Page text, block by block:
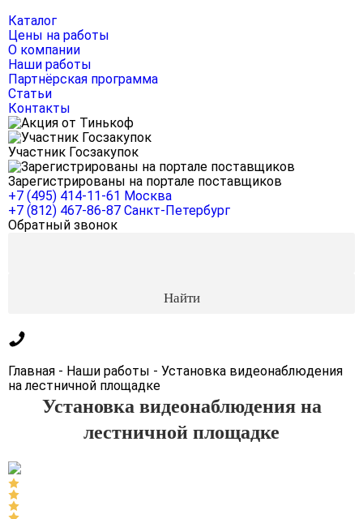
Каталог
Цены на работы
О компании
Наши работы
Партнёрская программа
Статьи
Контакты
Участник Госзакупок
Зарегистрированы на портале поставщиков
+7 (495) 414-11-61 Москва
+7 (812) 467-86-87 Санкт-Петербург
Обратный звонок
Главная - Наши работы - Установка видеонаблюдения
на лестничной площадке
Установка видеонаблюдения на
лестничной площадке